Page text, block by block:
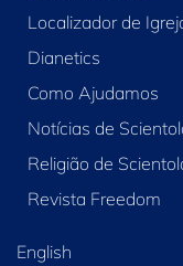
Localizador de
Dianetics
Como Ajudamos
Notícias de
Religião de
Revista Freedom
English